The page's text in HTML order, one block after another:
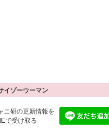
イゾーウーマン
ニ研の更新情報を
で受け取る